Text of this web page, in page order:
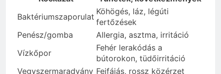
Baktériumszaporulat
Köhögés, láz, légúti
fertőzések
Penész/gomba
Allergia, asztma, irritáció
Vízkőpor
Fehér lerakódás a
bútorokon, tüdőirritáció
Vegyszermaradvány Fejfájás, rossz közérzet